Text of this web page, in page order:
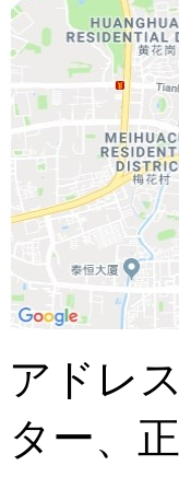
アドレ
ター、